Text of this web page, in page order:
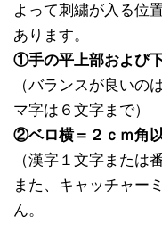
よって刺繍が入る位
あります。
①手の平上部および
（バランスが良いの
マ字は６文字まで）
②ベロ横＝２ｃｍ角
（漢字１文字または
また、キャッチャー
ん。